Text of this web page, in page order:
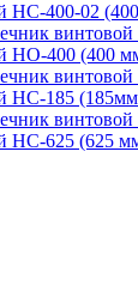
НС-400-02
НО-400 (400
НС-185
НС-625 (625